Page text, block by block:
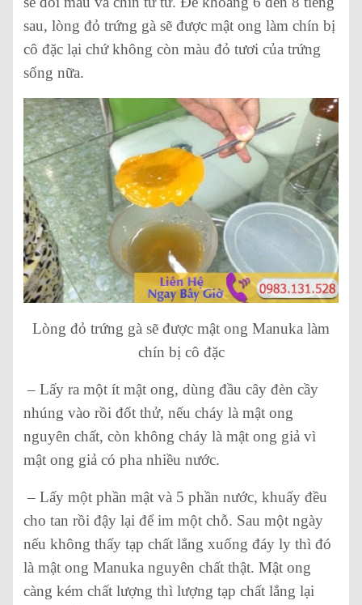
sau, lòng đỏ trứng gà sẽ được mật ong làm chín bị
cô đặc lại chứ không còn màu đỏ tươi của trứng
sống nữa.
Lòng đỏ trứng gà sẽ được mật ong Manuka làm
chín bị cô đặc
– Lấy ra một ít mật ong, dùng đầu cây đèn cầy
nhúng vào rồi đốt thử, nếu cháy là mật ong
nguyên chất, còn không cháy là mật ong giả vì
mật ong giả có pha nhiều nước.
– Lấy một phần mật và 5 phần nước, khuấy đều
cho tan rồi đậy lại để im một chỗ. Sau một ngày
nếu không thấy tạp chất lắng xuống đáy ly thì đó
là mật ong Manuka nguyên chất thật. Mật ong
càng kém chất lượng thì lượng tạp chất lắng lại